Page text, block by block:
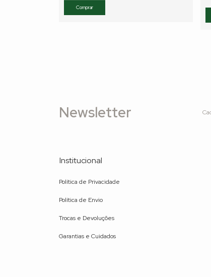
Newsletter
Institucional
Política de Privacidade
Política de Envio
Trocas e Devoluções
Garantias e Cuidados